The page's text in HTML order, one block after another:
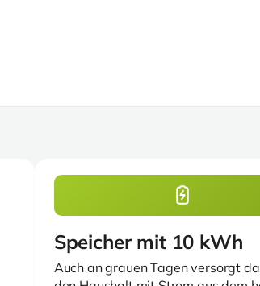
Speicher mit 10 kWh
Auch an grauen Tagen versorgt